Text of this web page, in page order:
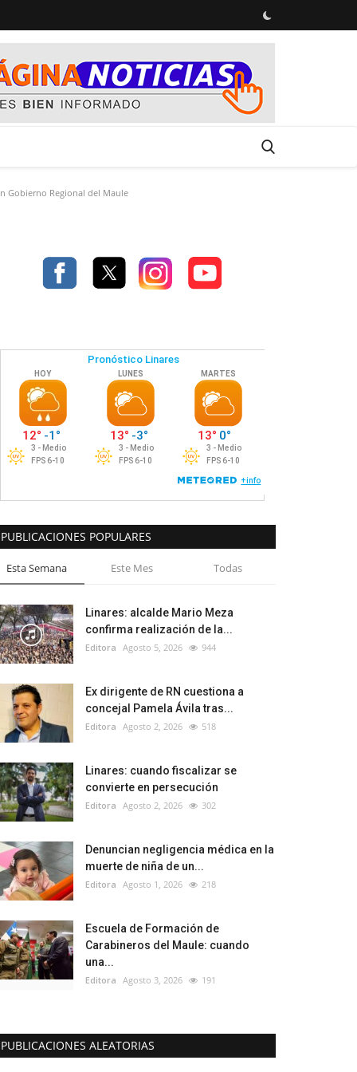
Gobierno Regional del Maule
PUBLICACIONES POPULARES
Esta Semana Este Mes Todas
Linares: alcalde Mario Meza
confirma realización de la...
Editora Agosto 5, 2026 944
Ex dirigente de RN cuestiona a
concejal Pamela Ávila tras...
Editora Agosto 2, 2026 518
Linares: cuando fiscalizar se
convierte en persecución
Editora Agosto 2, 2026 302
Denuncian negligencia médica en la
muerte de niña de un...
Editora Agosto 1, 2026 218
Escuela de Formación de
Carabineros del Maule: cuando
una...
Editora Agosto 3, 2026 191
PUBLICACIONES ALEATORIAS